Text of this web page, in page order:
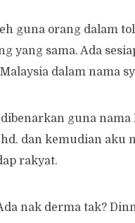
guna orang dalam
yang sama. Ada
dalam nama
guna nama
dan kemudian aku
rakyat.
nak derma tak?